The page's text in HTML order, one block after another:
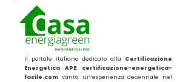
Il portale italiano dedicato alla Certificazione
Energetica APE. certificazione-energetica-
facile.com vanta un’esperienza decennale nel